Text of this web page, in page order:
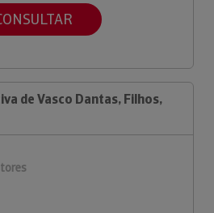
de Vasco Dantas, Filhos,